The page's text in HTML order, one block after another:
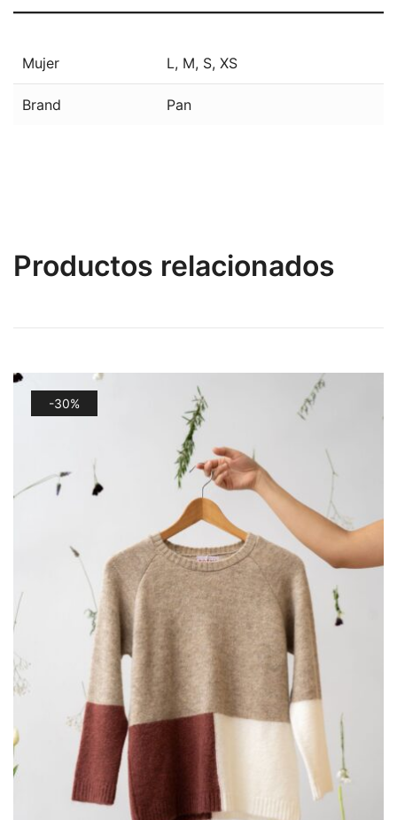
Mujer L, M, S, XS
Brand Pan
Productos relacionados
-30%